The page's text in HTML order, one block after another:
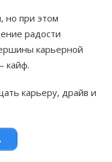
но при этом
радости
карьерной
кайф.
карьеру, драйв и